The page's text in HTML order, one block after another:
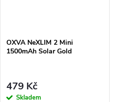
OXVA NeXLIM 2 Mini
1500mAh Solar Gold
479 Kč
Skladem